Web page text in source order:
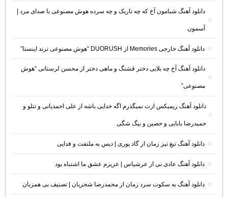
دانلود آهنگ شبامون آخ که چه تاریک و چه سرده هوش مصنوعی با صدای مرد |
آسمون
دانلود آهنگ خارجی Memories از DUORUSH “هوش مصنوعی ترند اینستا”
دانلود آهنگ آخ چه بلایی دختر قشنگ و ماهی دختر از محسن لرستانی “هوش
مصنوعی”
دانلود آهنگ ریمیکس ازت نمیگذرم اگه خدایی باشه از علی احمدیانی و تتلو و
حمیدرضا بابایی و حصین و بیگ شگی
دانلود آهنگ تیغ تیز زمان از گاد پوری | دیس به ملتفت و فدایی
دانلود آهنگ عادی نی از عرشیاس | عزیزم عشق ما اشتباه بود
دانلود آهنگ به سکوت سرد زمان از محمدرضا شجریان | تصنیف بی همزبان